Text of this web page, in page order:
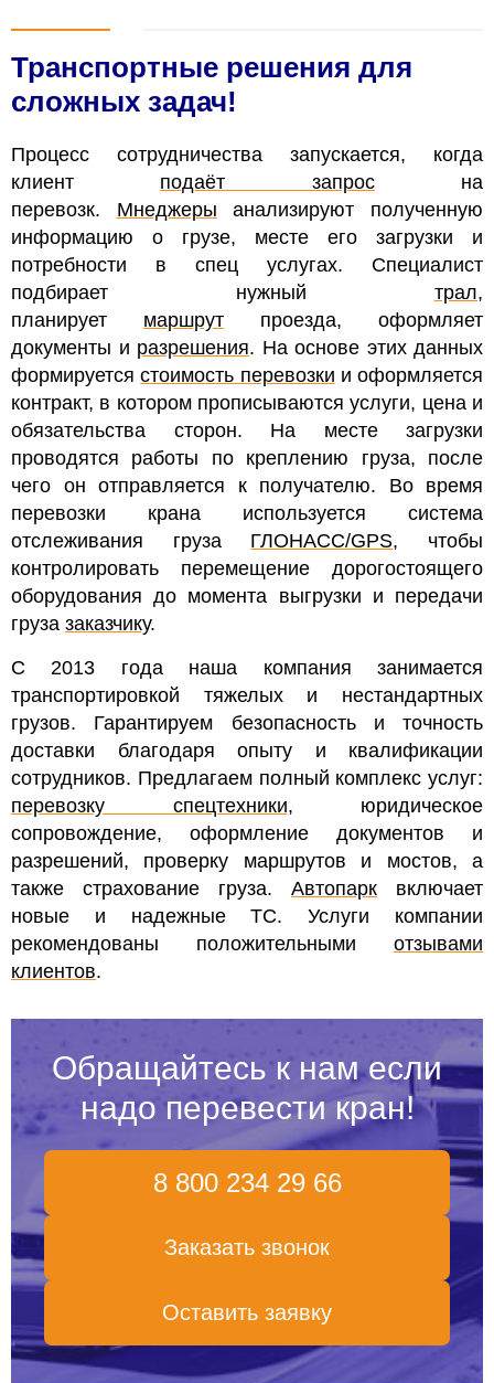
Транспортные решения для
сложных задач!
Процесс сотрудничества запускается, когда
клиент подаёт запросна
перевозк. Мнеджеры анализируют полученную
информацию о грузе, месте его загрузки и
потребности в спец услугах. Специалист
подбирает нужный трал,
планирует маршрут проезда, оформляет
документы и разрешения. На основе этих данных
формируетсястоимость перевозки и оформляется
контракт, в котором прописываются услуги, цена и
обязательства сторон. На месте загрузки
проводятся работы по креплению груза, после
чего он отправляется к получателю. Во время
перевозки крана используется система
отслеживания груза ГЛОНАСС/GPS, чтобы
контролировать перемещение дорогостоящего
оборудования до момента выгрузки и передачи
груза заказчику.
С 2013 года наша компания занимается
транспортировкой тяжелых и нестандартных
грузов. Гарантируем безопасность и точность
доставки благодаря опыту и квалификации
сотрудников. Предлагаем полный комплекс услуг:
перевозку спецтехники, юридическое
сопровождение, оформление документов и
разрешений, проверку маршрутов и мостов, а
также страхование груза. Автопарк включает
новые и надежные ТС. Услуги компании
рекомендованы положительными отзывами
клиентов.
Обращайтесь к нам если
надо перевести кран!
8 800 234 29 66
Заказать звонок
Оставить заявку